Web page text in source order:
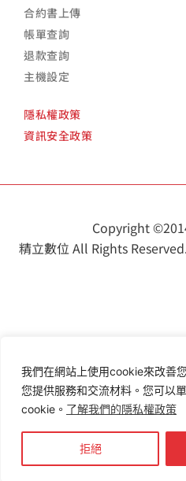
我們在網站上使用cookie來改善
您提供服務和交流材料。您可以
cookie。 了解我們的隱私權政策
拒絕
合約書上傳
帳單查詢
退款查詢
主機設定
隱私權政策
資訊安全政策
Copyright ©
精立數位 All Rights